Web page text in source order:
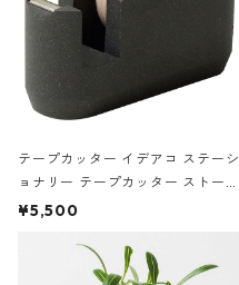
テープカッター イデアコ ステーシ
ョナリー テープカッター ストーン
サンドカラー 石調 ideaco Station
¥5,500